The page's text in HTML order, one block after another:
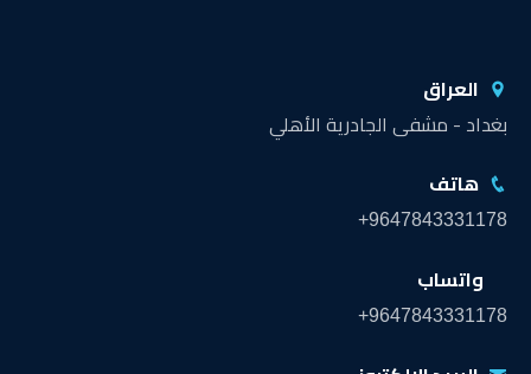
العراق
بغداد - مشفى الجادرية الأهلي
هاتف
+9647843331178
واتساب
+9647843331178